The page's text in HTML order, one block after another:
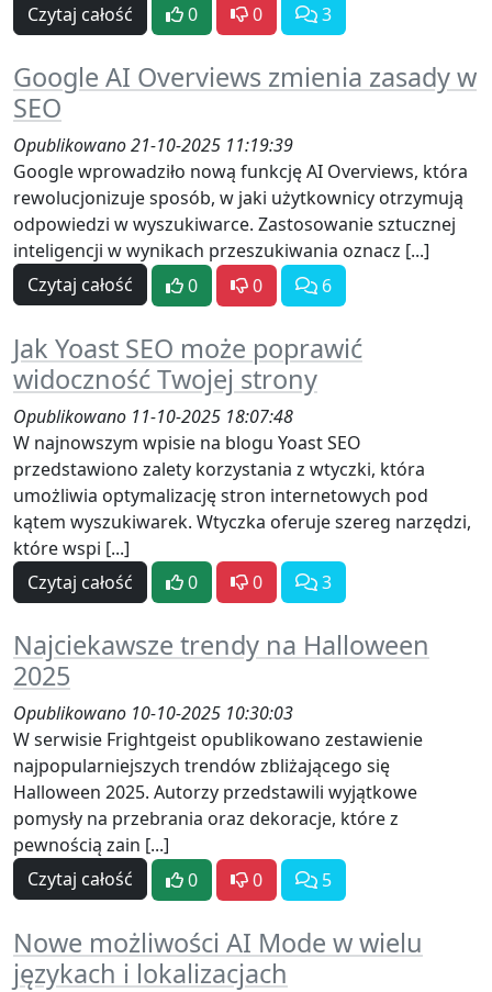
Czytaj całość
0 0 3
Google AI Overviews zmienia zasady w
SEO
Opublikowano 21-10-2025 11:19:39
Google wprowadziło nową funkcję AI Overviews, która
rewolucjonizuje sposób, w jaki użytkownicy otrzymują
odpowiedzi w wyszukiwarce. Zastosowanie sztucznej
inteligencji w wynikach przeszukiwania oznacz [...]
Czytaj całość
0 0 6
Jak Yoast SEO może poprawić
widoczność Twojej strony
Opublikowano 11-10-2025 18:07:48
W najnowszym wpisie na blogu Yoast SEO
przedstawiono zalety korzystania z wtyczki, która
umożliwia optymalizację stron internetowych pod
kątem wyszukiwarek. Wtyczka oferuje szereg narzędzi,
które wspi [...]
Czytaj całość
0 0 3
Najciekawsze trendy na Halloween
2025
Opublikowano 10-10-2025 10:30:03
W serwisie Frightgeist opublikowano zestawienie
najpopularniejszych trendów zbliżającego się
Halloween 2025. Autorzy przedstawili wyjątkowe
pomysły na przebrania oraz dekoracje, które z
pewnością zain [...]
Czytaj całość
0 0 5
Nowe możliwości AI Mode w wielu
językach i lokalizacjach